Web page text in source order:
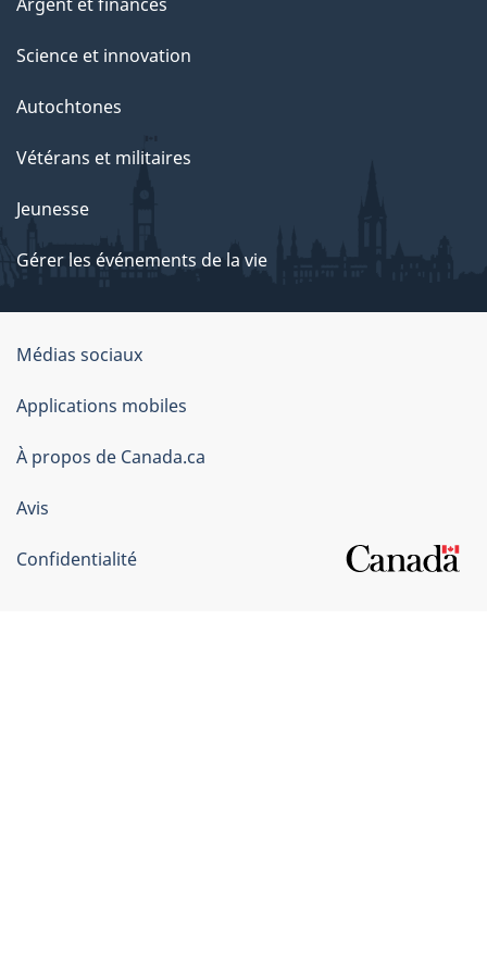
Science et innovation
Autochtones
Vétérans et militaires
Jeunesse
Gérer les événements de la vie
Organisation
du
gouvernement
du
Canada
Médias sociaux
Applications mobiles
À propos de Canada.ca
Avis
Confidentialité